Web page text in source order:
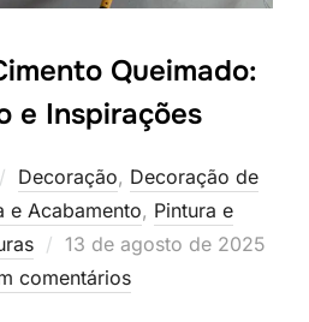
Queimado:
e Inspirações
Decoração, Decoração de
e Acabamento, Pintura e
Postado
em
13 de agosto de 2025
comentários